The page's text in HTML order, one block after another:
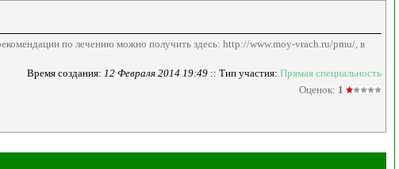
по лечению можно получить здесь: http://www.moy-vrach.ru/pmu/, в
Время создания: 12 Февраля 2014 19:49 :: Тип участия: Прямая специальность
Оценок: 1